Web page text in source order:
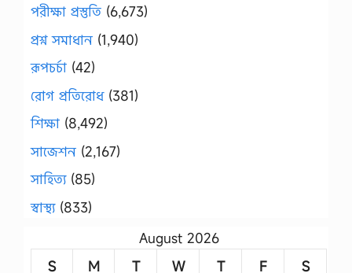
পরীক্ষা প্রস্তুতি (6,673)
প্রশ্ন সমাধান (1,940)
রূপচর্চা (42)
রোগ প্রতিরোধ(381)
শিক্ষা (8,492)
সাজেশন (2,167)
সাহিত্য(85)
স্বাস্থ্য(833)
August 2026
S
M T W T F S